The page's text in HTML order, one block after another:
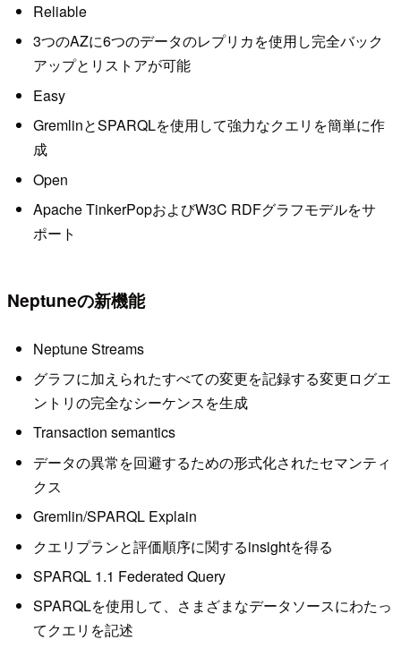
Reliable
3つのAZに6つのデータのレプリカを使用し完全バック
アップとリストアが可能
Easy
GremlinとSPARQLを使用して強力なクエリを簡単に作
成
Open
Apache TinkerPopおよびW3C RDFグラフモデルをサ
ポート
Neptuneの新機能
Neptune Streams
グラフに加えられたすべての変更を記録する変更ログエ
ントリの完全なシーケンスを生成
Transaction semantics
データの異常を回避するための形式化されたセマンティ
クス
Gremlin/SPARQL Explain
クエリプランと評価順序に関するinsightを得る
SPARQL 1.1 Federated Query
SPARQLを使用して、さまざまなデータソースにわたっ
てクエリを記述